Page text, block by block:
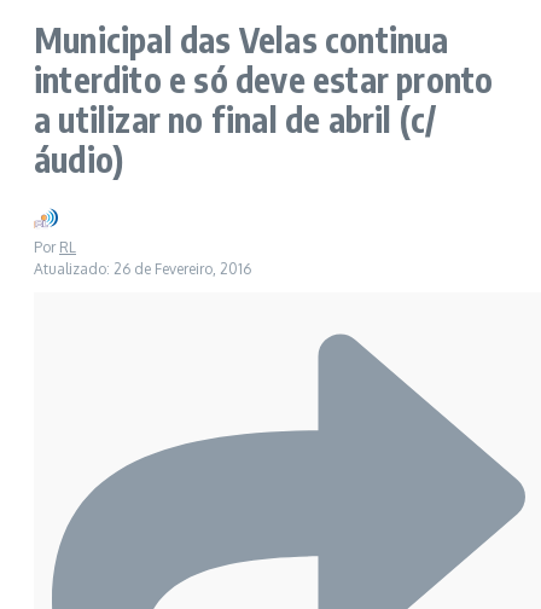
Municipal das Velas continua
interdito e só deve estar pronto
a utilizar no final de abril (c/
áudio)
Por RL
Atualizado: 26 de Fevereiro, 2016